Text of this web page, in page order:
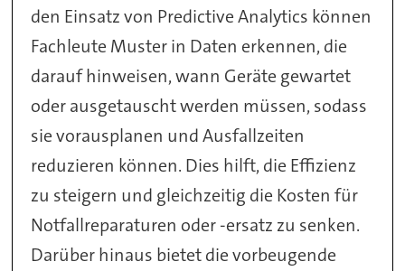
den Einsatz von Predictive Analytics können
Fachleute Muster in Daten erkennen, die
darauf hinweisen, wann Geräte gewartet
oder ausgetauscht werden müssen, sodass
sie vorausplanen und Ausfallzeiten
reduzieren können. Dies hilft, die Effizienz
zu steigern und gleichzeitig die Kosten für
Notfallreparaturen oder -ersatz zu senken.
Darüber hinaus bietet die vorbeugende